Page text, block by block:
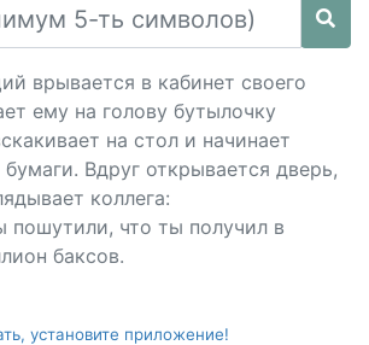
врывается в кабинет своего
ему на голову бутылочку
на стол и начинает
бумаги. Вдруг открывается дверь,
коллега:
пошутили, что ты получил в
баксов.
установите приложение!